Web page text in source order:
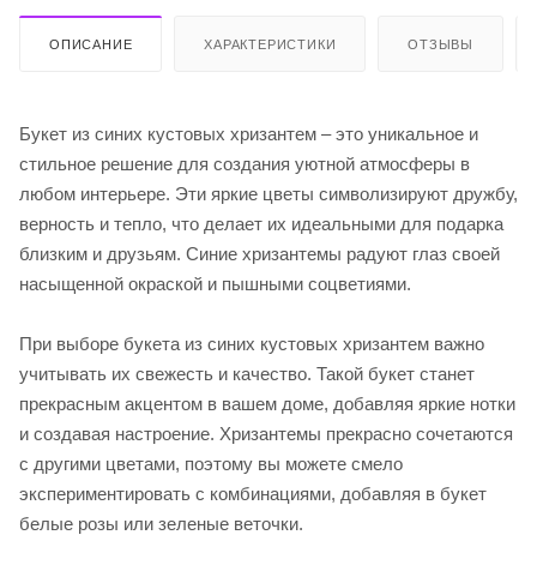
ОПИСАНИЕ ХАРАКТЕРИСТИКИ ОТЗЫВЫ
Букет из синих кустовых хризантем – это уникальное и
стильное решение для создания уютной атмосферы в
любом интерьере. Эти яркие цветы символизируют дружбу,
верность и тепло, что делает их идеальными для подарка
близким и друзьям. Синие хризантемы радуют глаз своей
насыщенной окраской и пышными соцветиями.
При выборе букета из синих кустовых хризантем важно
учитывать их свежесть и качество. Такой букет станет
прекрасным акцентом в вашем доме, добавляя яркие нотки
и создавая настроение. Хризантемы прекрасно сочетаются
с другими цветами, поэтому вы можете смело
экспериментировать с комбинациями, добавляя в букет
белые розы или зеленые веточки.